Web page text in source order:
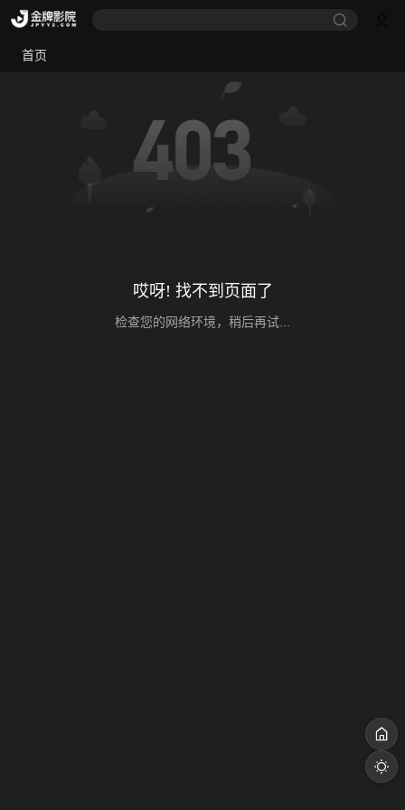
首页
哎呀! 找不到页面了
检查您的网络环境，稍后再试...